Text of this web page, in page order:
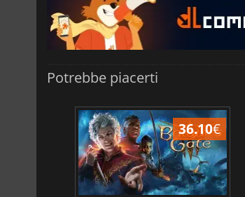
Potrebbe piacerti
36.10€